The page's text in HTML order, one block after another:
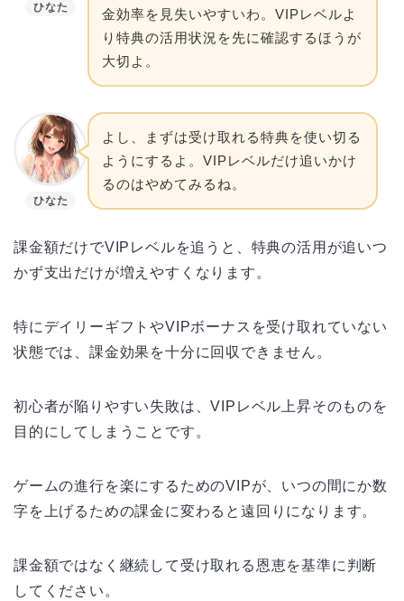
ひなた
金効率を見失いやすいわ。VIPレベルよ
り特典の活用状況を先に確認するほうが
大切よ。
ひなた
よし、まずは受け取れる特典を使い切る
ようにするよ。VIPレベルだけ追いかけ
るのはやめてみるね。
課金額だけでVIPレベルを追うと、特典の活用が追いつ
かず支出だけが増えやすくなります。
特にデイリーギフトやVIPボーナスを受け取れていない
状態では、課金効果を十分に回収できません。
初心者が陥りやすい失敗は、VIPレベル上昇そのものを
目的にしてしまうことです。
ゲームの進行を楽にするためのVIPが、いつの間にか数
字を上げるための課金に変わると遠回りになります。
課金額ではなく継続して受け取れる恩恵を基準に判断
してください。